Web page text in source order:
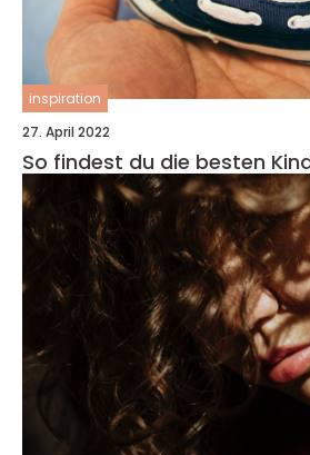
inspiration
27. April 2022
So findest du die besten